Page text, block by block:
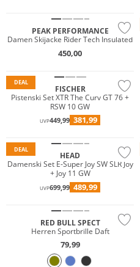
PEAK PERFORMANCE
Damen Skijacke Rider Tech Insulated
450,00
DEAL
FISCHER
Pistenski Set XTR The Curv GT 76 +
RSW 10 GW
UVP449,99 381,99
DEAL
HEAD
Damenski Set E-Super Joy SW SLR Joy
+ Joy 11 GW
UVP699,99 489,99
RED BULL SPECT
Herren Sportbrille Daft
79,99